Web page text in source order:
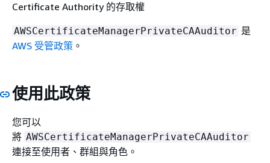
Certificate Authority 的存取權
AWSCertificateManagerPrivateCAAuditor 是
AWS 受管政策 。
使用此政策
您可以
將 AWSCertificateManagerPrivateCAAuditor
連接至使用者、群組與角色。